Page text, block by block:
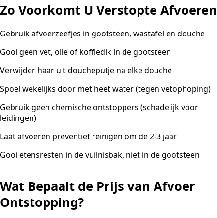
Zo Voorkomt U Verstopte Afvoeren
Gebruik afvoerzeefjes in gootsteen, wastafel en douche
Gooi geen vet, olie of koffiedik in de gootsteen
Verwijder haar uit doucheputje na elke douche
Spoel wekelijks door met heet water (tegen vetophoping)
Gebruik geen chemische ontstoppers (schadelijk voor
leidingen)
Laat afvoeren preventief reinigen om de 2-3 jaar
Gooi etensresten in de vuilnisbak, niet in de gootsteen
Wat Bepaalt de Prijs van Afvoer
Ontstopping?